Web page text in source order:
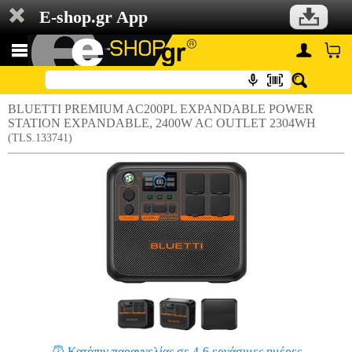
E-shop.gr App
BLUETTI PREMIUM AC200PL EXPANDABLE POWER
STATION EXPANDABLE, 2400W AC OUTLET 2304WH
(TLS.133741)